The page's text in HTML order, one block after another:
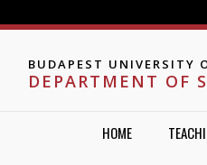
BUDAPEST UNIVERSITY
DEPARTMENT OF
HOME